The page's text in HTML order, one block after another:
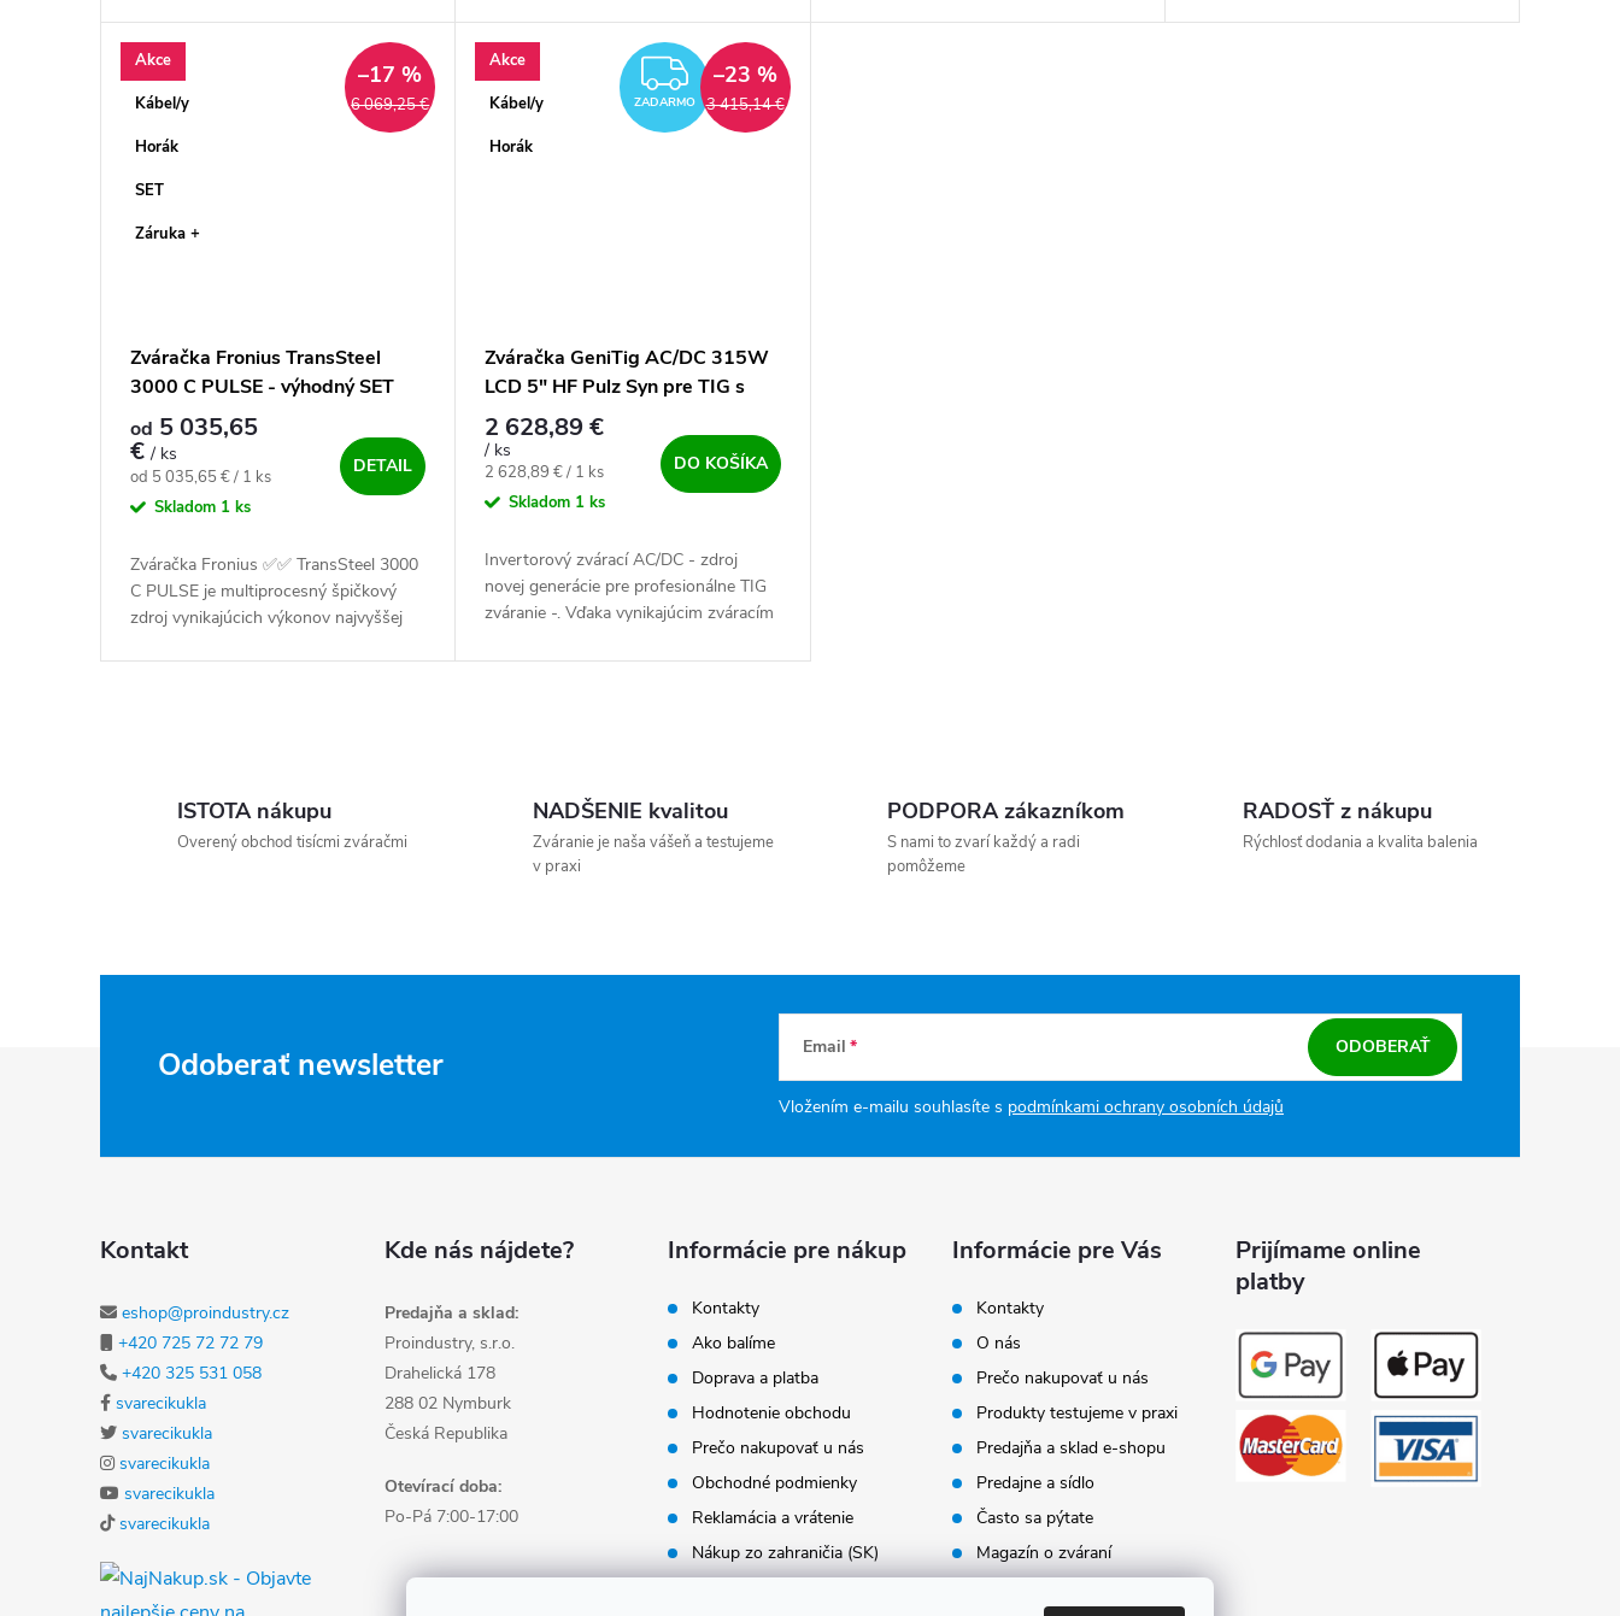
Akce
Kábel/y
Horák
SET
Záruka +
6 069,25 €
–17 %
Zváračka Fronius TransSteel
3000 C PULSE - výhodný SET
od 5 035,65
€/ ks
Jednotková cena:
od 5 035,65 € / 1 ks
Skladom 1 ks
DETAIL
Zváračka Fronius ✅✅ TransSteel 3000
C PULSE je multiprocesný špičkový
zdroj vynikajúcich výkonov najvyššej
Akce
Kábel/y
Horák
ZADARMO
ZADARMO 3 415,14 €
–23 %
Zváračka GeniTig AC/DC 315W
LCD 5" HF Pulz Syn pre TIG s
vodným chladením
2 628,89 €
/ ks
Jednotková cena:
2 628,89 € / 1 ks
Skladom 1 ks
DO KOŠÍKA
Invertorový zvárací AC/DC - zdroj
novej generácie pre profesionálne TIG
zváranie -. Vďaka vynikajúcim zváracím
extrémne kompaktným rozmerom,...
ISTOTA nákupu
Overený obchod tisícmi zváračmi
NADŠENIE kvalitou
Zváranie je naša vášeň a testujeme
v praxi
PODPORA zákazníkom
S nami to zvarí každý a radi
pomôžeme
RADOSŤ z nákupu
Rýchlosť dodania a kvalita balenia
Odoberať newsletter Email
Vložením e-mailu souhlasíte s podmínkami ochrany osobních údajů
ODOBERAŤ
Kontakt
eshop@proindustry.cz
+420 725 72 72 79
+420 325 531 058
svarecikukla
svarecikukla
svarecikukla
svarecikukla
svarecikukla
Kde nás nájdete?
Predajňa a sklad:
Proindustry, s.r.o.
Drahelická 178
288 02 Nymburk
Česká Republika
Otevírací doba:
Po-Pá 7:00-17:00
Informácie pre nákup
Kontakty
Ako balíme
Doprava a platba
Hodnotenie obchodu
Prečo nakupovať u nás
Obchodné podmienky
Reklamácia a vrátenie
Nákup zo zahraničia (SK)
Informácie pre Vás
Kontakty
O nás
Prečo nakupovať u nás
Produkty testujeme v praxi
Predajňa a sklad e-shopu
Predajne a sídlo
Často sa pýtate
Magazín o zváraní
Prijímame online
platby